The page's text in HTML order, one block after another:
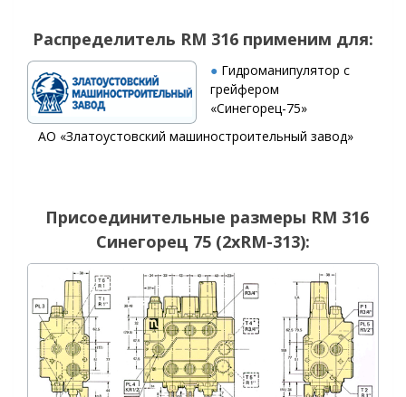
Распределитель RM 316 применим для:
● Гидроманипулятор с
грейфером
«Синегорец-75»
АО «Златоустовский машиностроительный завод»
Присоединительные размеры RM 316
Синегорец 75 (2хRM-313):